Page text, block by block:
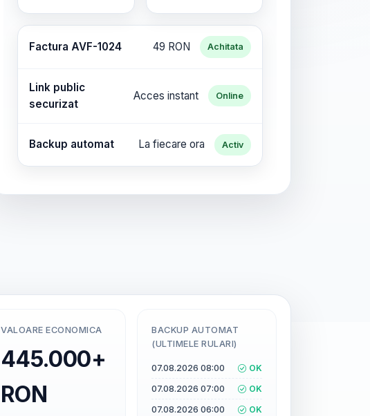
Factura AVF-1024 49 RON Achitata
Link public
securizat
Acces instant Online
Backup automat La fiecare ora Activ
VALOARE ECONOMICA
445.000+
RON
BACKUP AUTOMAT
(ULTIMELE RULARI)
07.08.2026 08:00
OK
07.08.2026 07:00
OK
07.08.2026 06:00
OK